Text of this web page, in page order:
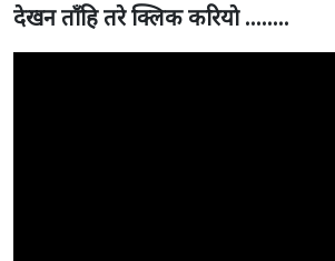
देखन ताँहि तरे क्लिक करियाे ……..